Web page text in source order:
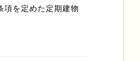
項を定めた定期建物